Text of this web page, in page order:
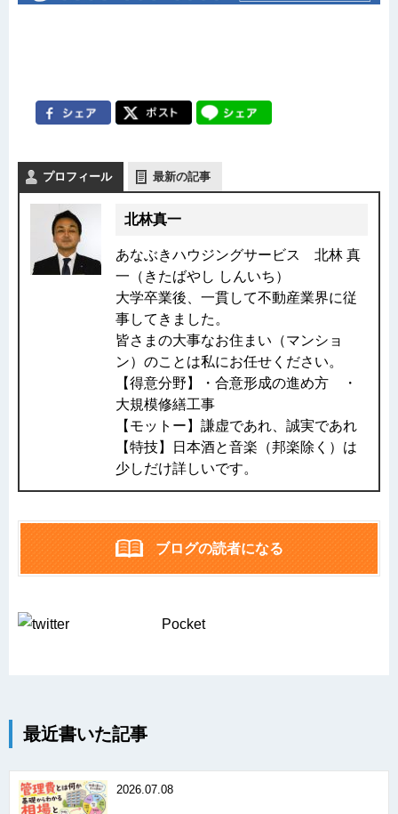
プロフィール 最新の記事
北林真一
あなぶきハウジングサービス 北林 真
一（きたばやし しんいち）
大学卒業後、一貫して不動産業界に従
事してきました。
皆さまの大事なお住まい（マンショ
ン）のことは私にお任せください。
【得意分野】・合意形成の進め方 ・
大規模修繕工事
【モットー】謙虚であれ、誠実であれ
【特技】日本酒と音楽（邦楽除く）は
少しだけ詳しいです。
ブログの読者になる
Pocket
最近書いた記事
2026.07.08